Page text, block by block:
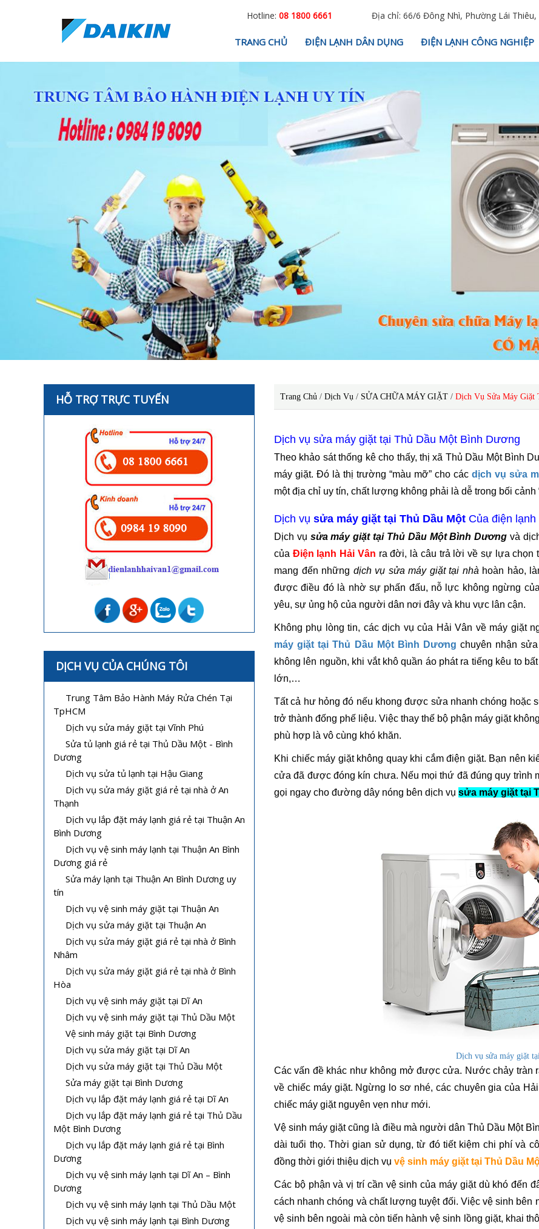
Hotline: 08 1800 6661 Địa chỉ: 66/6 Đông Nhì, Phường Lái Thiêu,
TRANG CHỦ ĐIỆN LẠNH DÂN DỤNG ĐIỆN LẠNH CÔNG NGHIỆP
Trang Chủ / Dịch Vụ / SỬA CHỮA MÁY GIẶT / Dịch Vụ Sửa Máy Giặt
Dịch vụ sửa máy giặt tại Thủ Dầu Một Bình Dương
Theo khảo sát thống kê cho thấy, thị xã Thủ Dầu Một Bình
máy giặt. Đó là thị trường “màu mỡ” cho các dịch vụ sửa
một địa chỉ uy tín, chất lượng không phải là dễ trong bối cảnh
Dịch vụ sửa máy giặt tại Thủ Dầu Một Của điện lạnh
Dịch vụ sửa máy giặt tại Thủ Dầu Một Bình Dươngvà
của Điện lạnh Hải Vân ra đời, là câu trả lời về sự lựa chọn
mang đến những dịch vụ sửa máy giặt tại nhà hoàn hảo,
được điều đó là nhờ sự phấn đấu, nỗ lực không ngừng
yêu, sự ủng hộ của người dân nơi đây và khu vực lân cận.
Không phụ lòng tin, các dịch vụ của Hải Vân về máy giặt
máy giặt tại Thủ Dầu Một Bình Dương chuyên nhận
không lên nguồn, khi vắt khô quần áo phát ra tiếng kêu to
lớn,…
Tất cả hư hỏng đó nếu khong được sửa nhanh chóng hoặc
trở thành đống phế liệu. Việc thay thế bộ phận máy giặt
phù hợp là vô cùng khó khăn.
Khi chiếc máy giặt không quay khi cắm điện giặt. Bạn nên
cửa đã được đóng kín chưa. Nếu mọi thứ đã đúng quy trình
gọi ngay cho đường dây nóng bên dịch vụ sửa máy giặt tại
Dịch vụ sửa máy giặt
Các vấn đề khác như không mở được cửa. Nước chảy
về chiếc máy giặt. Ngừng lo sơ nhé, các chuyên gia của
chiếc máy giặt nguyên vẹn như mới.
Vệ sinh máy giặt cũng là điều mà người dân Thủ Dầu Một
dài tuổi thọ. Thời gian sử dụng, từ đó tiết kiệm chi phí và
đồng thời giới thiệu dịch vụ vệ sinh máy giặt tại Thủ Dầu
Các bộ phận và vị trí cần vệ sinh của máy giặt dù khó đến
cách nhanh chóng và chất lượng tuyệt đối. Việc vệ sinh
vệ sinh bên ngoài mà còn tiến hành vệ sinh lồng giặt, khai
HỖ TRỢ TRỰC TUYẾN
DỊCH VỤ CỦA CHÚNG TÔI
Trung Tâm Bảo Hành Máy Rửa Chén Tại
TpHCM
Dịch vụ sửa máy giặt tại Vĩnh Phú
Sửa tủ lạnh giá rẻ tại Thủ Dầu Một - Bình
Dương
Dịch vụ sửa tủ lạnh tại Hậu Giang
Dịch vụ sửa máy giặt giá rẻ tại nhà ở An
Thạnh
Dịch vụ lắp đặt máy lạnh giá rẻ tại Thuận An
Bình Dương
Dịch vụ vệ sinh máy lạnh tại Thuận An Bình
Dương giá rẻ
Sửa máy lạnh tại Thuận An Bình Dương uy
tín
Dịch vụ vệ sinh máy giặt tại Thuận An
Dịch vụ sửa máy giặt tại Thuận An
Dịch vụ sửa máy giặt giá rẻ tại nhà ở Bình
Nhâm
Dịch vụ sửa máy giặt giá rẻ tại nhà ở Bình
Hòa
Dịch vụ vệ sinh máy giặt tại Dĩ An
Dịch vụ vệ sinh máy giặt tại Thủ Dầu Một
Vệ sinh máy giặt tại Bình Dương
Dịch vụ sửa máy giặt tại Dĩ An
Dịch vụ sửa máy giặt tại Thủ Dầu Một
Sửa máy giặt tại Bình Dương
Dịch vụ lắp đặt máy lạnh giá rẻ tại Dĩ An
Dịch vụ lắp đặt máy lạnh giá rẻ tại Thủ Dầu
Một Bình Dương
Dịch vụ lắp đặt máy lạnh giá rẻ tại Bình
Dương
Dịch vụ vệ sinh máy lạnh tại Dĩ An – Bình
Dương
Dịch vụ vệ sinh máy lạnh tại Thủ Dầu Một
Dịch vụ vệ sinh máy lạnh tại Bình Dương